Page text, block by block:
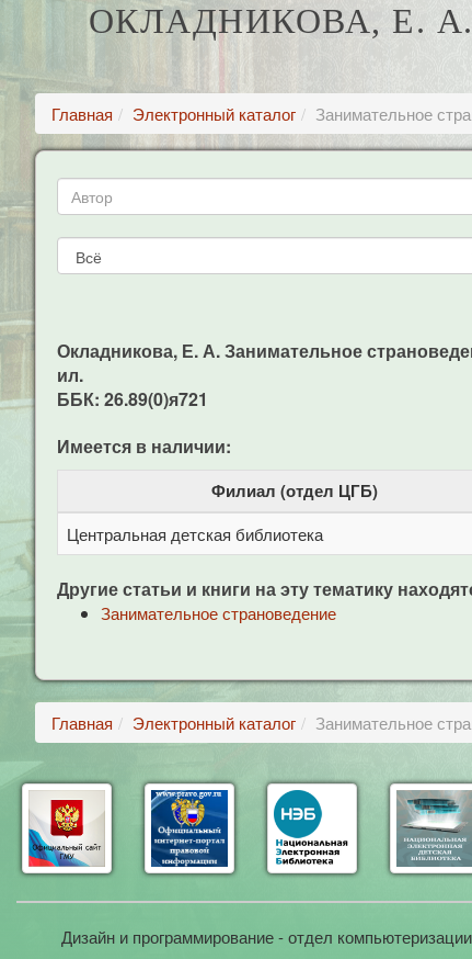
ОКЛАДНИКОВА, Е.
Главная Электронный каталог Занимательное
Окладникова, Е. А. Занимательное
ил.
ББК: 26.89(0)я721
Имеется в наличии:
Филиал (отдел ЦГБ)
Центральная детская библиотека
Другие статьи и книги на эту тематику
Занимательное страноведение
Главная Электронный каталог Занимательное
Дизайн и программирование - отдел